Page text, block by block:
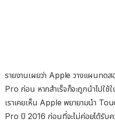
รายงานเผยว่า Apple วางแผนท
Pro ก่อน หากสำเร็จก็จะถูกนำไปใ
เราเคยเห็น Apple พยายามนำ
Pro ปี 2016 ก่อนที่จะไม่ค่อยได้รับ